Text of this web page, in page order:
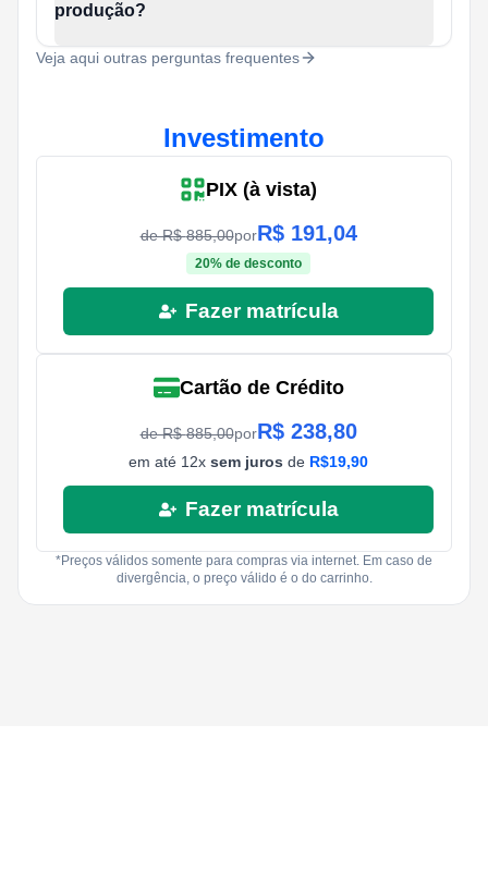
produção?
Veja aqui outras perguntas frequentes
Investimento
PIX (à vista)
de R$885,00porR$ 191,04
20% de desconto
Fazer matrícula
Cartão de Crédito
de R$885,00porR$ 238,80
em até 12x sem juros de R$19,90
Fazer matrícula
*Preços válidos somente para compras via internet. Em caso de
divergência, o preço válido é o do carrinho.